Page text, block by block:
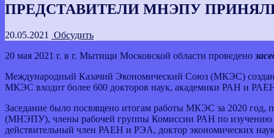
ПРЕДСТАВИТЕЛИ МНЭПУ
20.05.2021
Обсудить
20 мая 2021 г. в г. Мытищи Московской области проведено
Международный Казачий Экономический Союз (МКЭС) создан
МКЭС входит более 600 докторов наук, академики РАН и
Заседание было посвящено итогам работы МКЭС за 2020 год,
(МНЭПУ), члены рабочей группы Комиссии РАН по изучению
действительный член РАЕН и РЭА, доктор экономических